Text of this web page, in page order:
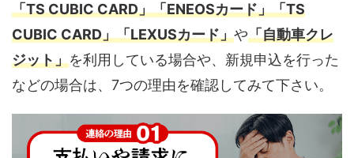
「TS CUBIC CARD」「ENEOSカード」「TS
CUBIC CARD」「LEXUSカード」や「自動車クレ
ジット」を利用している場合や、新規申込を行った
などの場合は、7つの理由を確認してみて下さい。